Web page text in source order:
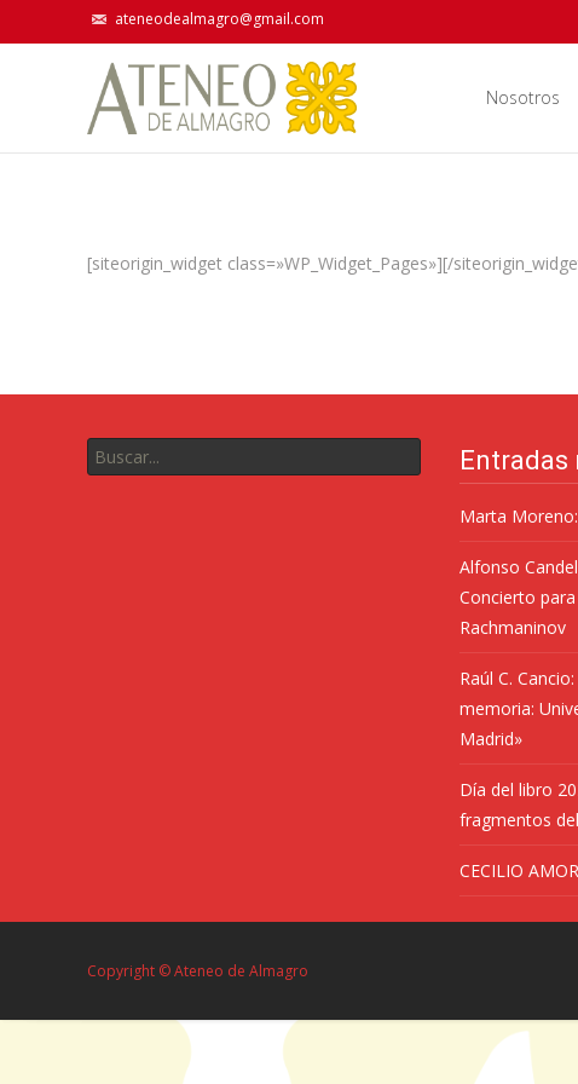
ateneodealmagro@gmail.com
Nosotros
[siteorigin_widget class=»WP_Widget_Pages»][/
Entradas
Marta
Alfonso
Concierto
Rachmaninov
Raúl C.
memoria:
Madrid»
Día del libro
fragmentos
CECILIO
Copyright © Ateneo de Almagro